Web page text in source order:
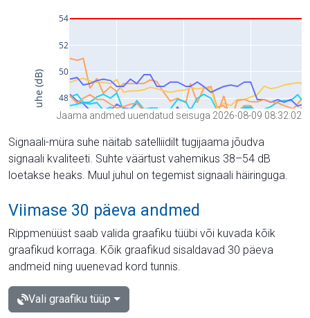
Jaama andmed uuendatud seisuga 2026-08-09 08:32:02
Signaali-müra suhe näitab satelliidilt tugijaama jõudva
signaali kvaliteeti. Suhte väärtust vahemikus 38–54 dB
loetakse heaks. Muul juhul on tegemist signaali häiringuga.
Viimase 30 päeva andmed
Rippmenüüst saab valida graafiku tüübi või kuvada kõik
graafikud korraga. Kõik graafikud sisaldavad 30 päeva
andmeid ning uuenevad kord tunnis.
Vali graafiku tüüp